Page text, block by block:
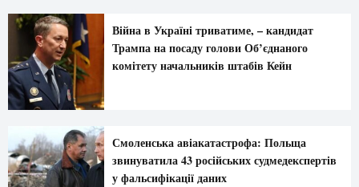
Війна в Україні триватиме, – кандидат
Трампа на посаду голови Об’єднаного
комітету начальників штабів Кейн
Смоленська авіакатастрофа: Польща
звинуватила 43 російських судмедекспертів
у фальсифікації даних